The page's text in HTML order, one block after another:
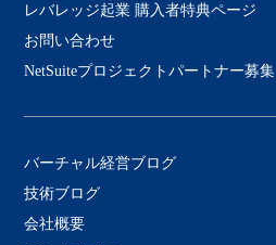
レバレッジ起業 購入者特典ページ
お問い合わせ
NetSuiteプロジェクトパートナー募集
バーチャル経営ブログ
技術ブログ
会社概要